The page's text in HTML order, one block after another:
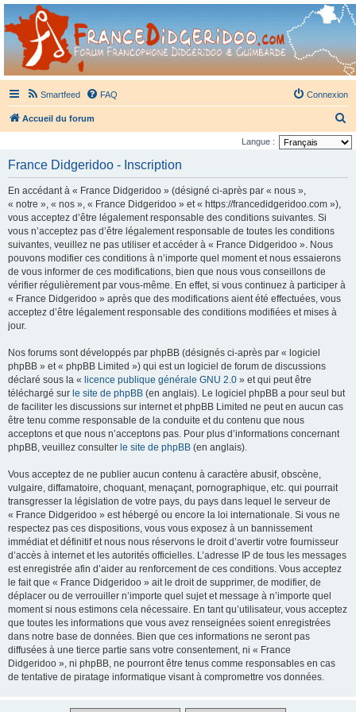
France Didgeridoo
Didgeridoo et Guimbarde sur France Didgeridoo - retrouvez la communauté.
Smartfeed FAQ Connexion
Accueil du forum
e
h
Langue :
France Didgeridoo - Inscription
En accédant à « France Didgeridoo » (désigné ci-après par « nous »,
« notre », « nos », « France Didgeridoo » et « https://francedidgeridoo.com »),
vous acceptez d’être légalement responsable des conditions suivantes. Si
vous n’acceptez pas d’être légalement responsable de toutes les conditions
suivantes, veuillez ne pas utiliser et accéder à « France Didgeridoo ». Nous
pouvons modifier ces conditions à n’importe quel moment et nous essaierons
de vous informer de ces modifications, bien que nous vous conseillons de
vérifier régulièrement par vous-même. En effet, si vous continuez à participer à
« France Didgeridoo » après que des modifications aient été effectuées, vous
acceptez d’être légalement responsable des conditions modifiées et mises à
jour.
Nos forums sont développés par phpBB (désignés ci-après par « logiciel
phpBB » et « phpBB Limited ») qui est un logiciel de forum de discussions
déclaré sous la « licence publique générale GNU 2.0 » et qui peut être
téléchargé sur le site de phpBB (en anglais). Le logiciel phpBB a pour seul but
de faciliter les discussions sur internet et phpBB Limited ne peut en aucun cas
être tenu comme responsable de la conduite et du contenu que nous
acceptons et que nous n’acceptons pas. Pour plus d’informations concernant
phpBB, veuillez consulter le site de phpBB (en anglais).
Vous acceptez de ne publier aucun contenu à caractère abusif, obscène,
vulgaire, diffamatoire, choquant, menaçant, pornographique, etc. qui pourrait
transgresser la législation de votre pays, du pays dans lequel le serveur de
« France Didgeridoo » est hébergé ou encore la loi internationale. Si vous ne
respectez pas ces dispositions, vous vous exposez à un bannissement
immédiat et définitif et nous nous réservons le droit d’avertir votre fournisseur
d’accès à internet et les autorités officielles. L’adresse IP de tous les messages
est enregistrée afin d’aider au renforcement de ces conditions. Vous acceptez
le fait que « France Didgeridoo » ait le droit de supprimer, de modifier, de
déplacer ou de verrouiller n’importe quel sujet et message à n’importe quel
moment si nous estimons cela nécessaire. En tant qu’utilisateur, vous acceptez
que toutes les informations que vous avez renseignées soient enregistrées
dans notre base de données. Bien que ces informations ne seront pas
diffusées à une tierce partie sans votre consentement, ni « France
Didgeridoo », ni phpBB, ne pourront être tenus comme responsables en cas
de tentative de piratage informatique visant à compromettre vos données.